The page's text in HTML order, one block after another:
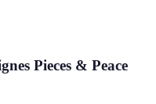
Pieces & Peace